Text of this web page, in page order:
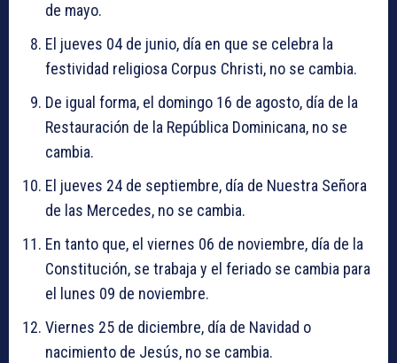
de mayo.
El jueves 04 de junio, día en que se celebra la
festividad religiosa Corpus Christi, no se cambia.
De igual forma, el domingo 16 de agosto, día de la
Restauración de la República Dominicana, no se
cambia.
El jueves 24 de septiembre, día de Nuestra Señora
de las Mercedes, no se cambia.
En tanto que, el viernes 06 de noviembre, día de la
Constitución, se trabaja y el feriado se cambia para
el lunes 09 de noviembre.
Viernes 25 de diciembre, día de Navidad o
nacimiento de Jesús, no se cambia.